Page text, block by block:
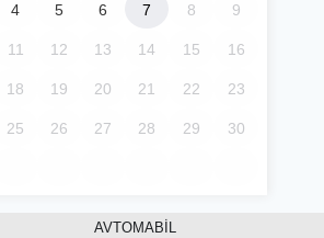
4 5 6 7 8 9
11 12 13 14 15 16
18 19 20 21 22 23
25 26 27 28 29 30
AVTOMABİL